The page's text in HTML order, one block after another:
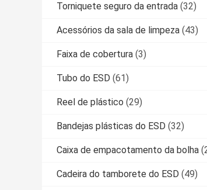
Torniquete seguro da entrada (32)
Acessórios da sala de limpeza (43)
Faixa de cobertura (3)
Tubo do ESD (61)
Reel de plástico (29)
Bandejas plásticas do ESD (32)
Caixa de empacotamento da bolha
Cadeira do tamborete do ESD (49)